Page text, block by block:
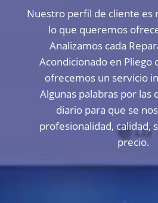
Nuestro perfil de cliente es
lo que queremos
Analizamos cada
Acondicionado en Pliego
ofrecemos un servicio
Algunas palabras por las
diario para que se
profesionalidad, calidad,
precio.